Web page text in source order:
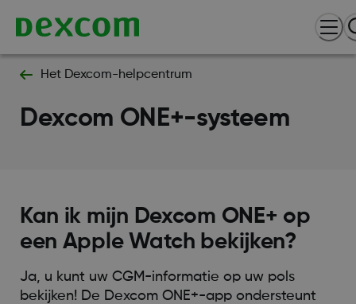
Het Dexcom-helpcentrum
Dexcom ONE+-systeem
Kan ik mijn Dexcom ONE+ op
een Apple Watch bekijken?
Ja, u kunt uw CGM-informatie op uw pols
bekijken! De Dexcom ONE+-app ondersteunt